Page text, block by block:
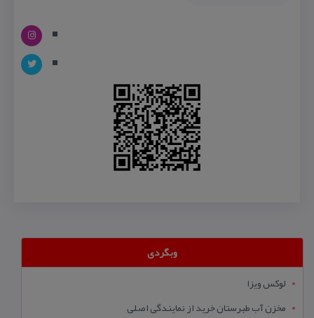
وبگردی
لوکس ویزا
مخزن آب طبرستان خرید از نمایندگی اصلی